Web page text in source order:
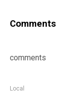
Comments
comments
Local